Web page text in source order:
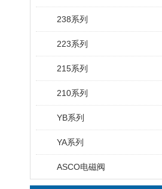
238系列
223系列
215系列
210系列
YB系列
YA系列
ASCO电磁阀